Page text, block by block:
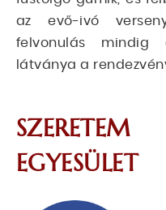
az evő-ivó
felvonulás mindig
látványa a
EGYESÜLET